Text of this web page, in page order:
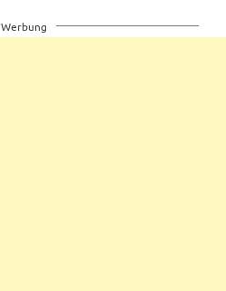
Werbung